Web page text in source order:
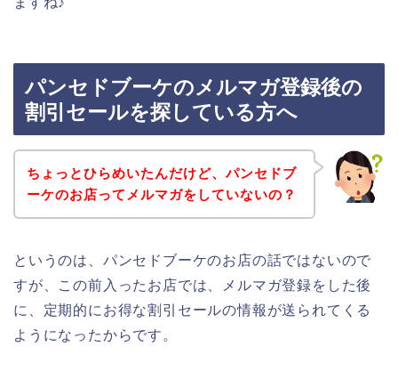
パンセドブーケのメルマガ登録後の
割引セールを探している方へ
ちょっとひらめいたんだけど、パンセドブ
ーケのお店ってメルマガをしていないの？
というのは、パンセドブーケのお店の話ではないので
すが、この前入ったお店では、メルマガ登録をした後
に、定期的にお得な割引セールの情報が送られてくる
ようになったからです。